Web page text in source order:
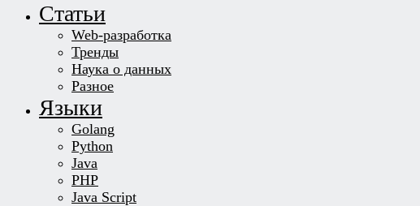
Статьи
Web-разработка
Тренды
Наука о данных
Разное
Языки
Golang
Python
Java
PHP
Java Script